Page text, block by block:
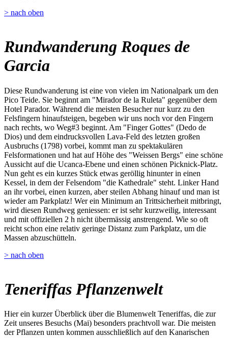
> nach oben
Rundwanderung Roques de
Garcia
Diese Rundwanderung ist eine von vielen im Nationalpark um den
Pico Teide. Sie beginnt am "Mirador de la Ruleta" gegenüber dem
Hotel Parador. Während die meisten Besucher nur kurz zu den
Felsfingern hinaufsteigen, begeben wir uns noch vor den Fingern
nach rechts, wo Weg#3 beginnt. Am "Finger Gottes" (Dedo de
Dios) und dem eindrucksvollen Lava-Feld des letzten großen
Ausbruchs (1798) vorbei, kommt man zu spektakulären
Felsformationen und hat auf Höhe des "Weissen Bergs" eine schöne
Aussicht auf die Ucanca-Ebene und einen schönen Picknick-Platz.
Nun geht es ein kurzes Stück etwas geröllig hinunter in einen
Kessel, in dem der Felsendom "die Kathedrale" steht. Linker Hand
an ihr vorbei, einen kurzen, aber steilen Abhang hinauf und man ist
wieder am Parkplatz! Wer ein Minimum an Trittsicherheit mitbringt,
wird diesen Rundweg geniessen: er ist sehr kurzweilig, interessant
und mit offiziellen 2 h nicht übermässig anstrengend. Wie so oft
reicht schon eine relativ geringe Distanz zum Parkplatz, um die
Massen abzuschütteln.
> nach oben
Teneriffas Pflanzenwelt
Hier ein kurzer Überblick über die Blumenwelt Teneriffas, die zur
Zeit unseres Besuchs (Mai) besonders prachtvoll war. Die meisten
der Pflanzen unten kommen ausschließlich auf den Kanarischen